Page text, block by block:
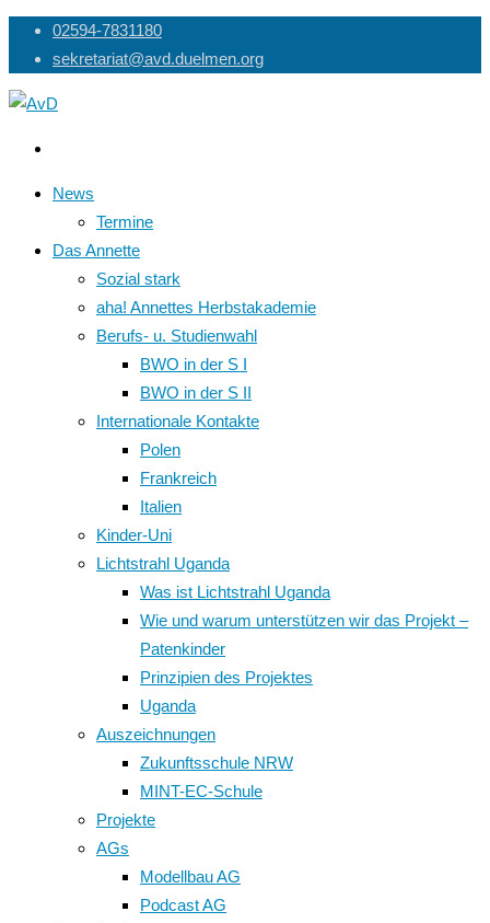
Skip
content
02594-7831180
sekretariat@avd.duelmen.org
News
Termine
Das Annette
Sozial stark
aha! Annettes Herbstakademie
Berufs- u. Studienwahl
BWO in der S I
BWO in der S II
Internationale Kontakte
Polen
Frankreich
Italien
Kinder-Uni
Lichtstrahl Uganda
Was ist Lichtstrahl Uganda
Wie und warum unterstützen wir das Projekt –
Patenkinder
Prinzipien des Projektes
Uganda
Auszeichnungen
Zukunftsschule NRW
MINT-EC-Schule
Projekte
AGs
Modellbau AG
Podcast AG